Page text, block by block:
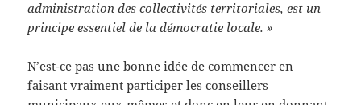
administration des collectivités territoriales, est un
principe essentiel de la démocratie locale. »
N’est-ce pas une bonne idée de commencer en
faisant vraiment participer les conseillers